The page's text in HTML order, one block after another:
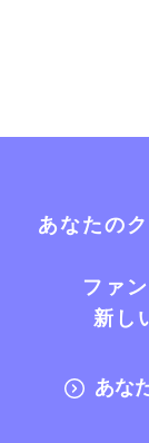
あなたの
ファ
新し
あな